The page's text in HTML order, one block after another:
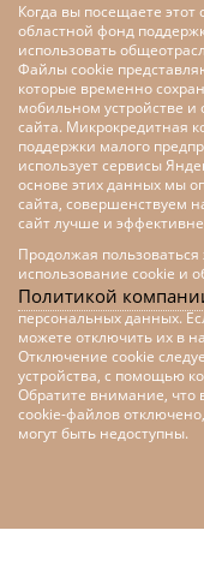
Меры
Когда вы посещаете
областной фонд
использовать
Файлы cookie
которые временно
мобильном устройстве
сайта. Микрокредитная
поддержки малого
использует сервисы
основе этих данных мы
сайта, совершенствуем
сайт лучше и
Продолжая пользоваться
использование cookie и
Политикой
персональных данных.
можете отключить их в
Отключение cookie
устройства, с помощью
Обратите внимание, что
cookie-файлов
могут быть недоступны.